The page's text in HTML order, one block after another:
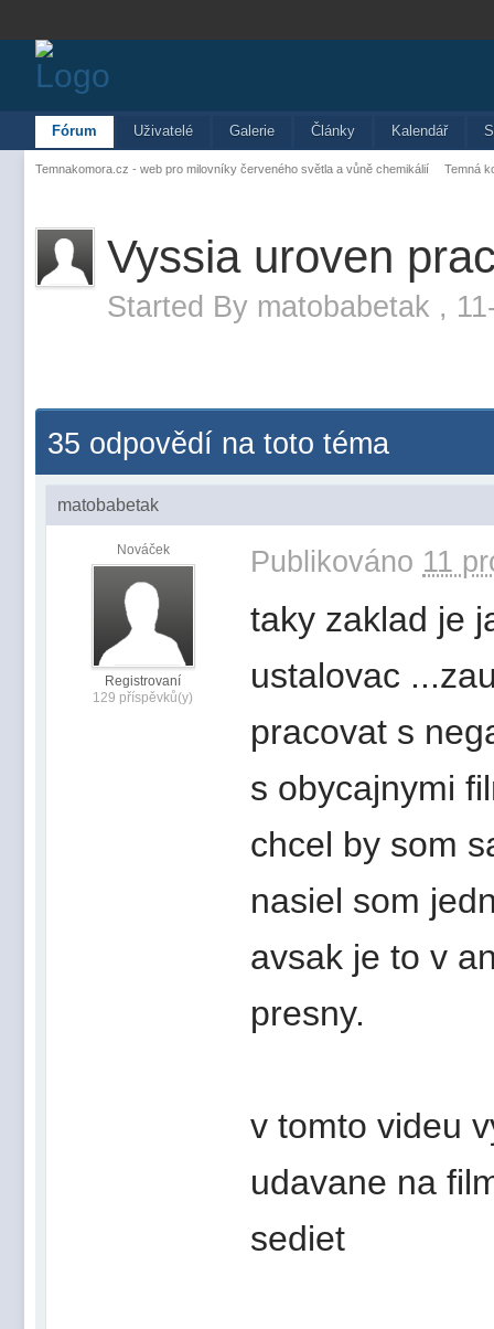
Fórum Uživatelé Galerie Články Kalendář
Temnakomora.cz - web pro milovníky červeného světla a vůně chemikálií Temná
Vyssia uroven
Started By matobabetak ,
35 odpovědí na toto téma
matobabetak
Nováček
Registrovaní
129 příspěvků(y)
Publikováno 11
taky zaklad je
ustalovac
pracovat s
s obycajnymi
chcel by som
nasiel som
avsak je to v
presny.
v tomto videu
udavane na
sediet